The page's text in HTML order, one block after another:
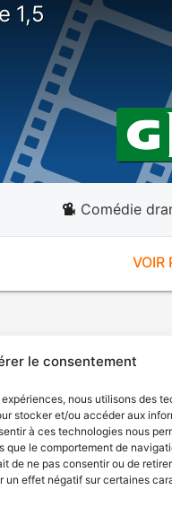
le consentement
nous utilisons des
stocker et/ou accéder aux
à ces technologies nous
que le comportement de
de ne pas consentir ou de
un effet négatif sur certaines
1,5
Comédie
VOIR